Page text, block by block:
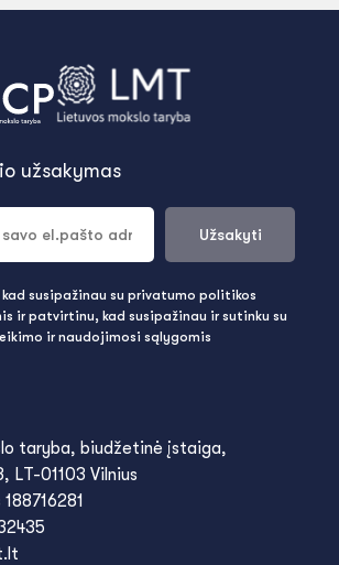
taryba, biudžetinė įstaiga,
LT-01103 Vilnius
užsakymas
Užsakyti
susipažinau su privatumo politikos
ir patvirtinu, kad susipažinau ir sutinku su
ir naudojimosi sąlygomis